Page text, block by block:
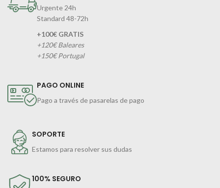
Urgente 24h
Standard 48-72h
+100€ GRATIS
+120€ Baleares
+150€ Portugal
PAGO ONLINE
Pago a través de pasarelas de pago
SOPORTE
Estamos para resolver sus dudas
100% SEGURO